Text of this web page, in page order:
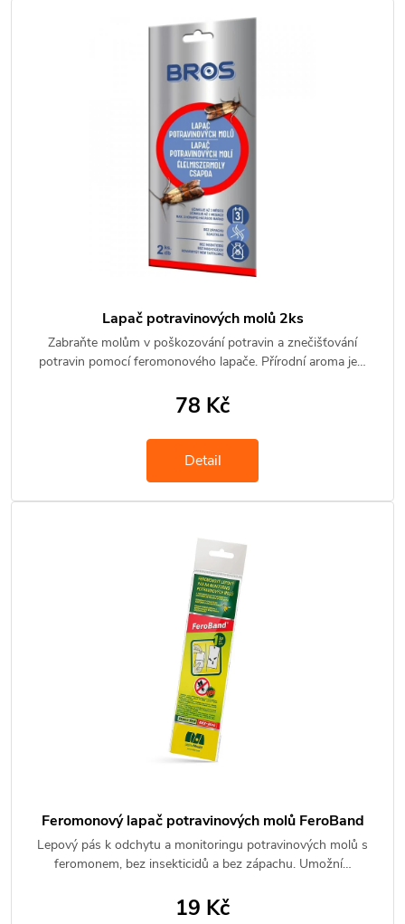
Lapač potravinových molů 2ks
Zabraňte molům v poškozování potravin a znečišťování
potravin pomocí feromonového lapače. Přírodní aroma je…
78 Kč
Detail
Feromonový lapač potravinových molů FeroBand
Lepový pás k odchytu a monitoringu potravinových molů s
feromonem, bez insekticidů a bez zápachu. Umožní…
19 Kč